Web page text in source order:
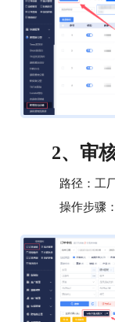
2、 审
路径：工
操作步骤